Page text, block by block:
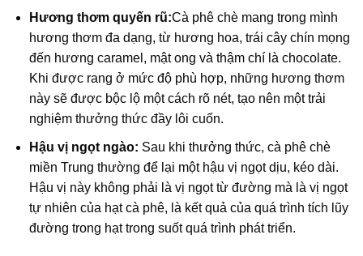
Hương thơm quyến rũ:Cà phê chèmang trong mình
hương thơm đa dạng, từ hương hoa, trái cây chín mọng
đến hương caramel, mật ong và thậm chí là chocolate.
Khi được rang ở mức độ phù hợp, những hương thơm
này sẽ được bộc lộ một cách rõ nét, tạo nên một trải
nghiệm thưởng thức đầy lôi cuốn.
Hậu vị ngọt ngào: Sau khi thưởng thức, cà phê chè
miền Trung thường để lại một hậu vị ngọt dịu, kéo dài.
Hậu vị này không phải là vị ngọt từ đường mà là vị ngọt
tự nhiên của hạt cà phê, là kết quả của quá trình tích lũy
đường trong hạt trong suốt quá trình phát triển.